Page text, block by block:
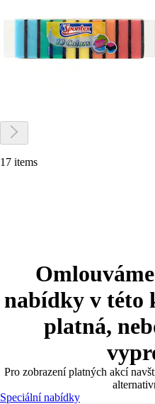
17 items
nabídky v této
platná,
Pro zobrazení platných akcí
Speciální nabídky